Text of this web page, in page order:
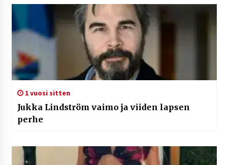
1 vuosi sitten
Jukka Lindström vaimo ja viiden lapsen
perhe